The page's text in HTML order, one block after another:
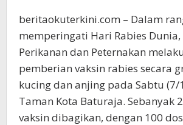
beritaokuterkini.com – Dalam
memperingati Hari Rabies Dunia,
Perikanan dan Peternakan
pemberian vaksin rabies secara
kucing dan anjing pada Sabtu (7/
Taman Kota Baturaja. Sebanyak
vaksin dibagikan, dengan 100